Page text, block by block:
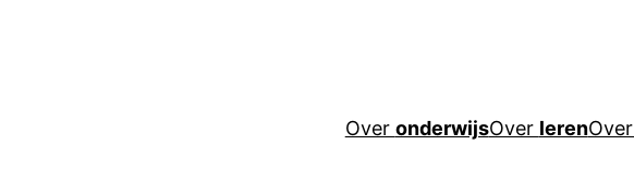
Over onderwijsOver lerenOver